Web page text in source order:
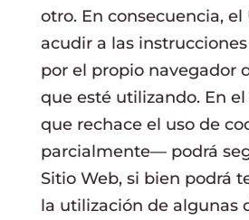
otro. En consecuencia, el
acudir a las
por el propio navegador
que esté utilizando. En
que rechace el uso de
parcialmente— podrá
Sitio Web, si bien podrá
la utilización de algunas